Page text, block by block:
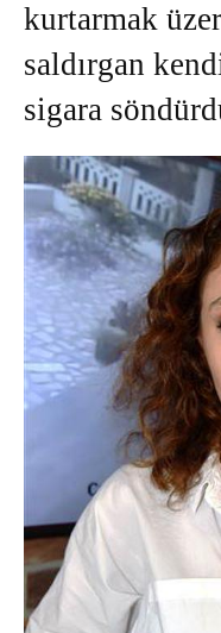
kurtarmak
saldırgan
sigara